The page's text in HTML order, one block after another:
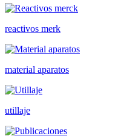
reactivos merk
material aparatos
utillaje